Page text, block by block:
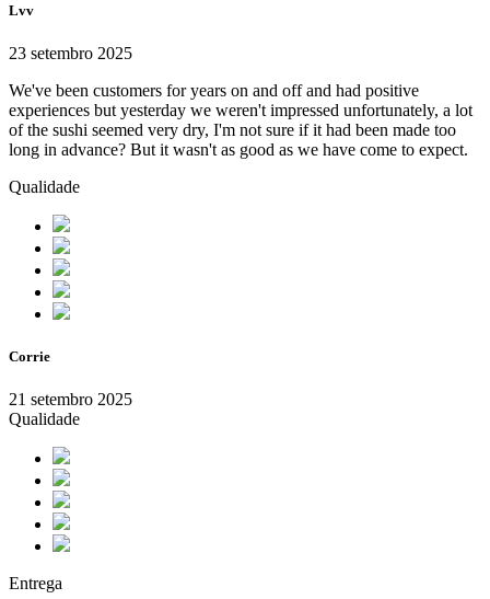
Lvv
23 setembro 2025
We've been customers for years on and off and had positive
experiences but yesterday we weren't impressed unfortunately, a lot
of the sushi seemed very dry, I'm not sure if it had been made too
long in advance? But it wasn't as good as we have come to expect.
Qualidade
Corrie
21 setembro 2025
Qualidade
Entrega